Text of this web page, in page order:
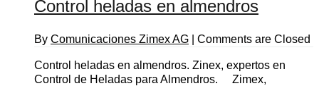
Control heladas en almendros
By Comunicaciones Zimex AG Comments are Closed
Control heladas en almendros. Zinex, expertos en
Control de Heladas para Almendros. Zimex,